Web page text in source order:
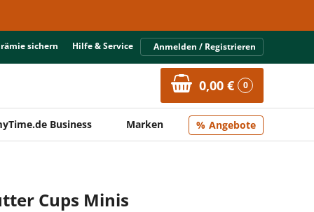
sichern Hilfe & Service Anmelden / Registrieren
0,00 € 0
Business Marken Angebote
Cups Minis